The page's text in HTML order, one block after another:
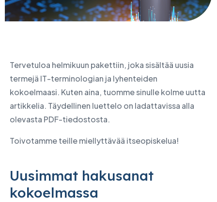
Tervetuloa helmikuun pakettiin, joka sisältää uusia
termejä IT-terminologian ja lyhenteiden
kokoelmaasi. Kuten aina, tuomme sinulle kolme uutta
artikkelia. Täydellinen luettelo on ladattavissa alla
olevasta PDF-tiedostosta.
Toivotamme teille miellyttävää itseopiskelua!
Uusimmat hakusanat
kokoelmassa